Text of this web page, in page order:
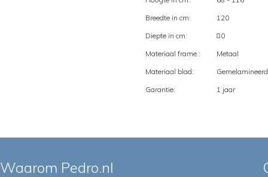
Breedte in cm:
120
Diepte in cm:
80
Materiaal frame :
Metaal
Materiaal blad:
Garantie:
1 jaar
Waarom Pedro.nl